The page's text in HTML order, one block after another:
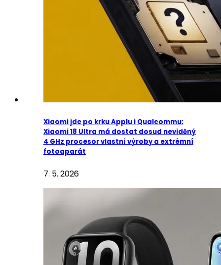
Xiaomi jde po krku Applu i Qualcommu:
Xiaomi 18 Ultra má dostat dosud neviděný
4 GHz procesor vlastní výroby a extrémní
fotoaparát
7. 5. 2026